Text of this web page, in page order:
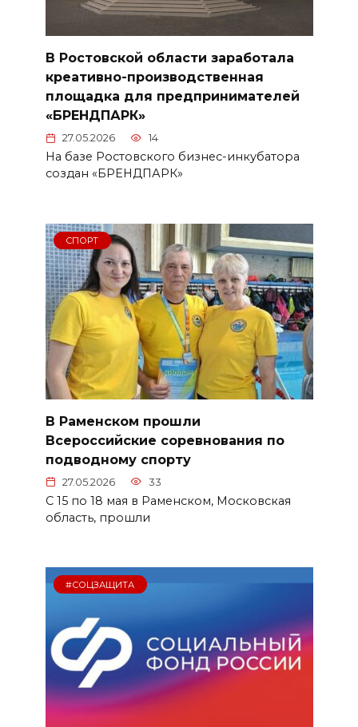
В Ростовской области заработала
креативно-производственная
площадка для предпринимателей
«БРЕНДПАРК»
27.05.2026 14
На базе Ростовского бизнес-инкубатора
создан «БРЕНДПАРК»
СПОРТ
В Раменском прошли
Всероссийские соревнования по
подводному спорту
27.05.2026 33
С 15 по 18 мая в Раменском, Московская
область, прошли
#СОЦЗАЩИТА